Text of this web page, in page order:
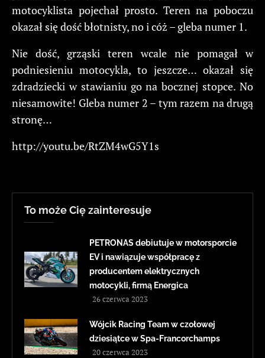
motocyklista pojechał prosto. Teren na poboczu
okazał się dość błotnisty, no i cóż – gleba numer 1.
Nie dość, grząski teren wcale nie pomagał w
podniesieniu motocykla, to jeszcze… okazał się
zdradziecki w stawianiu go na bocznej stopce. No
niesamowite! Gleba numer 2 – tym razem na drugą
stronę…
http://youtu.be/RtZM4wG5Y1s
To może Cię zainteresuje
PETRONAS debiutuje w motorsporcie
EV i nawiązuje współpracę z
producentem elektrycznych
motocykli, firmą Energica
26 czerwca 2023
Wójcik Racing Team w czołowej
dziesiątce w Spa-Francorchamps
20 czerwca 2023